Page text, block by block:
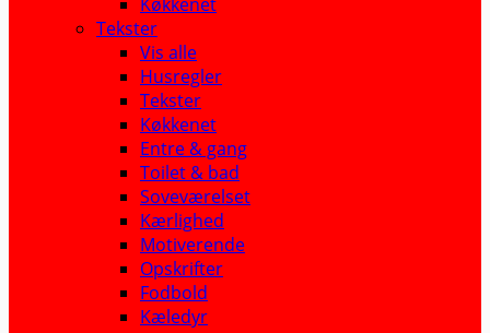
Tekster
Vis alle
Husregler
Tekster
Køkkenet
Entre & gang
Toilet & bad
Soveværelset
Kærlighed
Motiverende
Opskrifter
Fodbold
Kæledyr